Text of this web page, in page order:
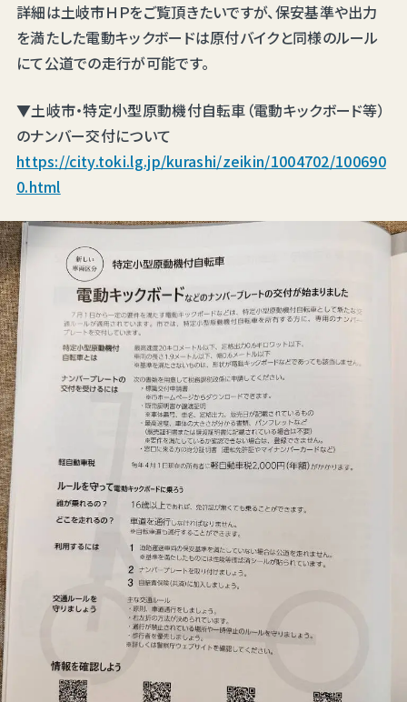
詳細は土岐市ＨＰをご覧頂きたいですが、保安基準や出力
を満たした電動キックボードは原付バイクと同様のルール
にて公道での走行が可能です。
▼土岐市・特定小型原動機付自転車（電動キックボード等）
のナンバー交付について
https://city.toki.lg.jp/kurashi/zeikin/1004702/100690
0.html